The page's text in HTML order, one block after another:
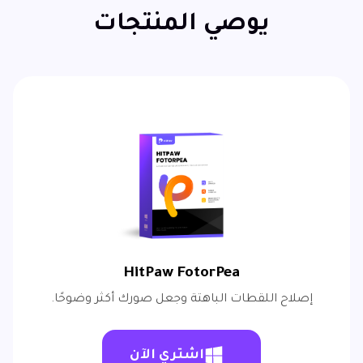
يوصي المنتجات
HitPaw FotorPea
إصلاح اللقطات الباهتة وجعل صورك أكثر وضوحًا.
اشتري الآن